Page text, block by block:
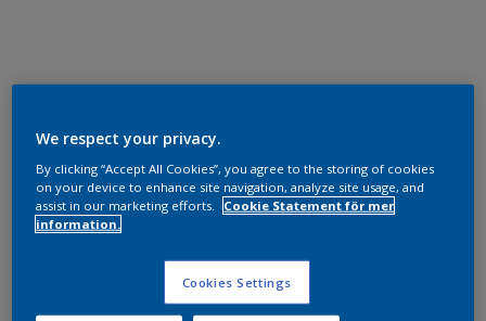
We respect your privacy.
By clicking “Accept All Cookies”, you agree to the storing of cookies
on your device to enhance site navigation, analyze site usage, and
assist in our marketing efforts.
Cookie Statement för mer
information.
Cookies Settings